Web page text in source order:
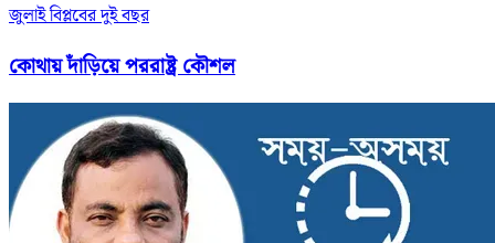
জুলাই বিপ্লবের দুই বছর
কোথায় দাঁড়িয়ে পররাষ্ট্র কৌশল